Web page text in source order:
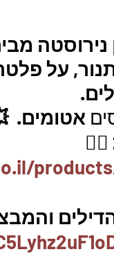
על
אטומים.